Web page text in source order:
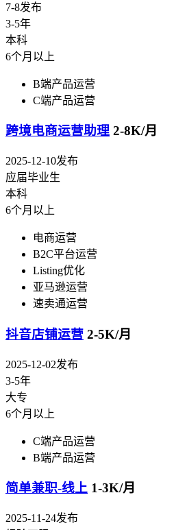
7-8发布
3-5年
本科
6个月以上
B端产品运营
C端产品运营
跨境电商运营助理 2-8K/月
2025-12-10发布
应届毕业生
本科
6个月以上
电商运营
B2C平台运营
Listing优化
亚马逊运营
速卖通运营
抖音店铺运营 2-5K/月
2025-12-02发布
3-5年
大专
6个月以上
C端产品运营
B端产品运营
简单兼职-线上 1-3K/月
2025-11-24发布